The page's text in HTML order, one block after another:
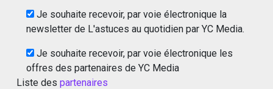
Je souhaite recevoir, par voie électronique la
newsletter de L'astuces au quotidien par YC Media.
Je souhaite recevoir, par voie électronique les
offres des partenaires de YC Media
Liste des partenaires